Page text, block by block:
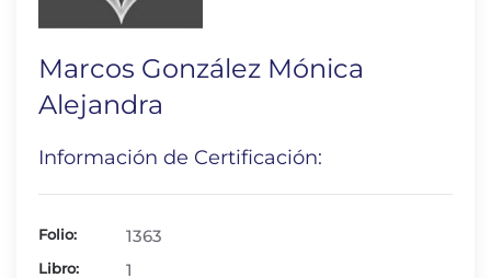
Marcos González Mónica
Alejandra
Información de Certificación:
Folio: 1363
Libro: 1